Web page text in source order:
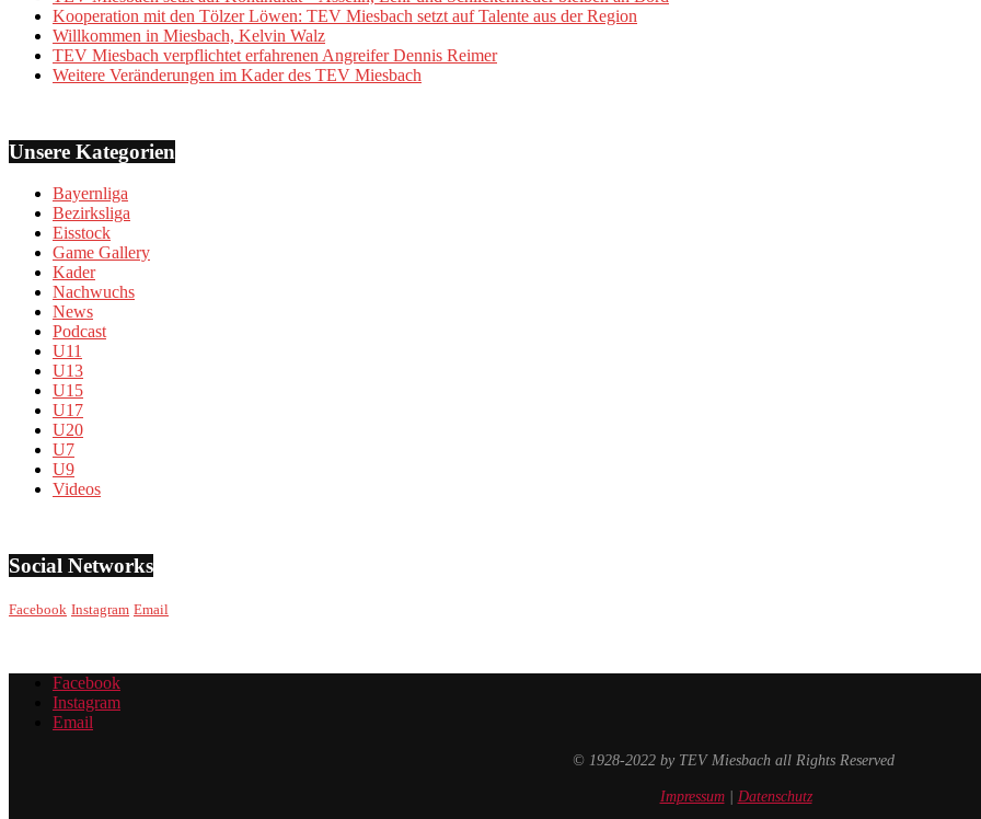
Kooperation mit den Tölzer Löwen: TEV Miesbach setzt auf Talente aus der Region
Willkommen in Miesbach, Kelvin Walz
TEV Miesbach verpflichtet erfahrenen Angreifer Dennis Reimer
Weitere Veränderungen im Kader des TEV Miesbach
Unsere Kategorien
Bayernliga
Bezirksliga
Eisstock
Game Gallery
Kader
Nachwuchs
News
Podcast
U11
U13
U15
U17
U20
U7
U9
Videos
Social Networks
Facebook Instagram Email
Facebook
Instagram
Email
© 1928-2022 by TEV Miesbach all Rights Reserved
Impressum| Datenschutz